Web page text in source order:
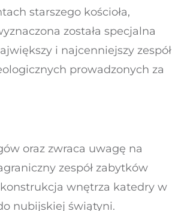
starszego kościoła,
została specjalna
i najcenniejszy zespół
prowadzonych za
oraz zwraca uwagę na
zespół zabytków
wnętrza katedry w
nubijskiej świątyni.